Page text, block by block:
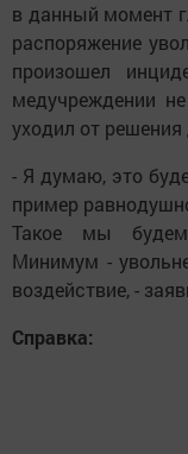
в данный момент
распоряжение
произошел
медучреждении
уходил от
- Я думаю, это
пример
Такое мы
Минимум -
воздействие, -
Справка: